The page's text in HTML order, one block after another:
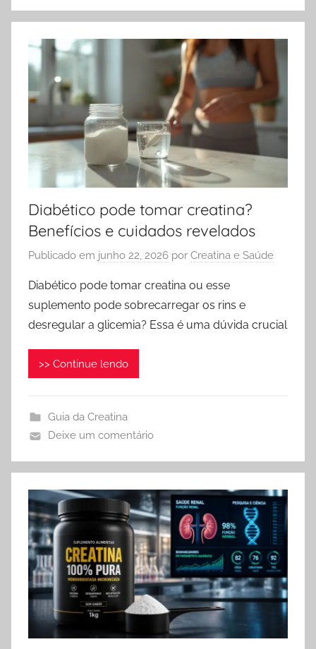
Diabético pode tomar creatina?
Benefícios e cuidados revelados
Publicado em junho 22, 2026 por Creatina e Saúde
Diabético pode tomar creatina ou esse
suplemento pode sobrecarregar os rins e
desregular a glicemia? Essa é uma dúvida crucial
>> Continue lendo
Guia da Creatina
Deixe um comentário